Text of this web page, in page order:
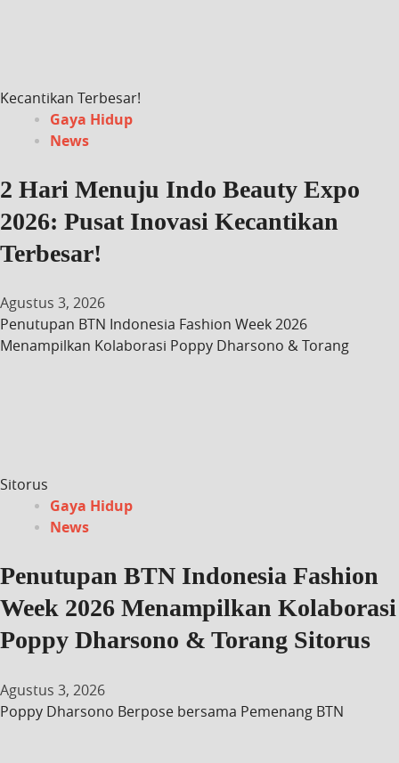
Kecantikan Terbesar!
Gaya Hidup
News
2 Hari Menuju Indo Beauty Expo
2026: Pusat Inovasi Kecantikan
Terbesar!
Agustus 3, 2026
Penutupan BTN Indonesia Fashion Week 2026
Menampilkan Kolaborasi Poppy Dharsono & Torang
Sitorus
Gaya Hidup
News
Penutupan BTN Indonesia Fashion
Week 2026 Menampilkan Kolaborasi
Poppy Dharsono & Torang Sitorus
Agustus 3, 2026
Poppy Dharsono Berpose bersama Pemenang BTN